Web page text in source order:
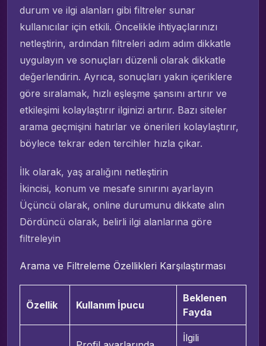
durum ve ilgi alanları gibi filtreler sunar
kullanıcılar için etkili. Öncelikle ihtiyaçlarınızı
netleştirin, ardından filtreleri adım adım dikkatle
uygulayın ve sonuçları düzenli olarak dikkatle
değerlendirin. Ayrıca, sonuçları yakın içeriklere
göre sıralamak, hızlı eşleşme şansını artırır ve
etkileşimi kolaylaştırır ilginizi artırır. Bazı siteler
arama geçmişini hatırlar ve önerileri kolaylaştırır,
böylece tekrar eden tercihler hızla çıkar.
İlk olarak, yaş aralığını netleştirin
İkincisi, konum ve mesafe sınırını ayarlayın
Üçüncü olarak, online durumunu dikkate alın
Dördüncü olarak, belirli ilgi alanlarına göre
filtreleyin
Arama ve Filtreleme Özellikleri Karşılaştırması
Özellik Kullanım İpucu
Beklenen
Fayda
İlgili